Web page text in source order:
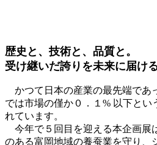
歴史と、技術と、品質と。
受け継いだ誇りを未来に届け
かつて日本の産業の最先端であ
では市場の僅か０．１ % 以下とい
れています。
今年で５回目を迎える本企画展
のある富岡地域の養蚕業を守り